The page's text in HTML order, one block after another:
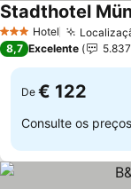
3 EstrelasHotel
Stadthotel
8,7 Excelente 5.837
De € 122
Consulte os